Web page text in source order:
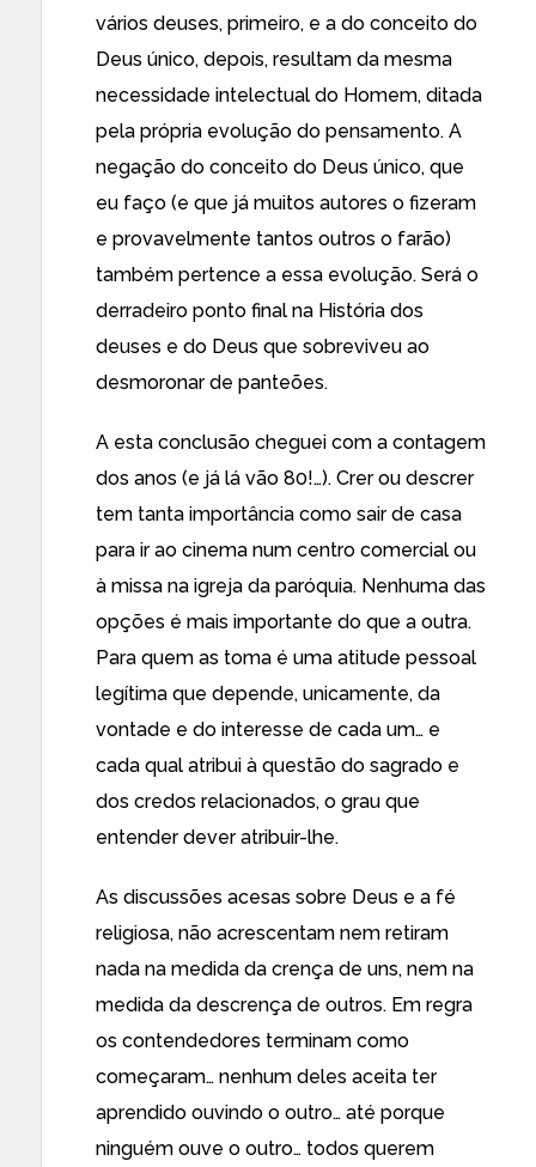
vários deuses, primeiro, e a do conceito do
Deus único, depois, resultam da mesma
necessidade intelectual do Homem, ditada
pela própria evolução do pensamento. A
negação do conceito do Deus único, que
eu faço (e que já muitos autores o fizeram
e provavelmente tantos outros o farão)
também pertence a essa evolução. Será o
derradeiro ponto final na História dos
deuses e do Deus que sobreviveu ao
desmoronar de panteões.
A esta conclusão cheguei com a contagem
dos anos (e já lá vão 80!…). Crer ou descrer
tem tanta importância como sair de casa
para ir ao cinema num centro comercial ou
à missa na igreja da paróquia. Nenhuma das
opções é mais importante do que a outra.
Para quem as toma é uma atitude pessoal
legítima que depende, unicamente, da
vontade e do interesse de cada um… e
cada qual atribui à questão do sagrado e
dos credos relacionados, o grau que
entender dever atribuir-lhe.
As discussões acesas sobre Deus e a fé
religiosa, não acrescentam nem retiram
nada na medida da crença de uns, nem na
medida da descrença de outros. Em regra
os contendedores terminam como
começaram… nenhum deles aceita ter
aprendido ouvindo o outro… até porque
ninguém ouve o outro… todos querem